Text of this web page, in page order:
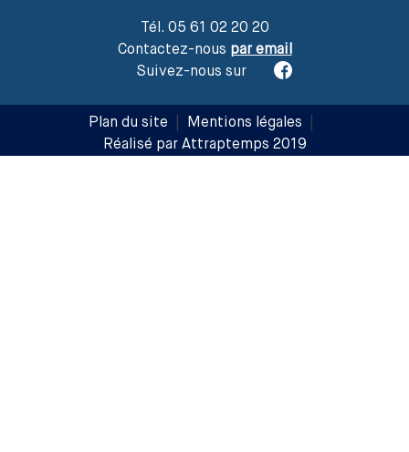
Tél. 05 61 02 20 20
Contactez-nous par email
Suivez-nous sur
Plan du site Mentions légales
Réalisé par Attraptemps 2019